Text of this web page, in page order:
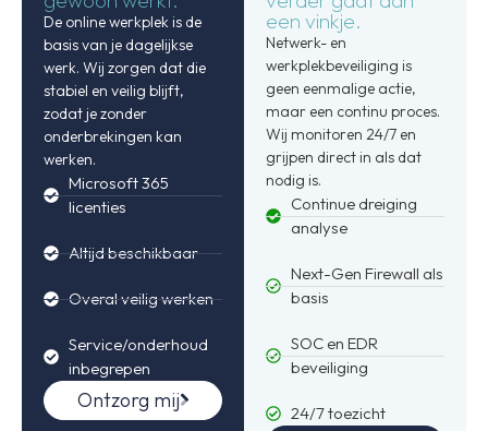
De online werkplek is de
basis van je dagelijkse
werk. Wij zorgen dat die
stabiel en veilig blijft,
zodat je zonder
onderbrekingen kan
werken.
Microsoft 365
licenties
Altijd beschikbaar
Overal veilig werken
Service/onderhoud
inbegrepen
Ontzorg mij
een vinkje.
Netwerk- en
werkplekbeveiliging is
geen eenmalige actie,
maar een continu proces.
Wij monitoren 24/7 en
grijpen direct in als dat
nodig is.
Continue dreiging
analyse
Next-Gen Firewall als
basis
SOC en EDR
beveiliging
24/7 toezicht